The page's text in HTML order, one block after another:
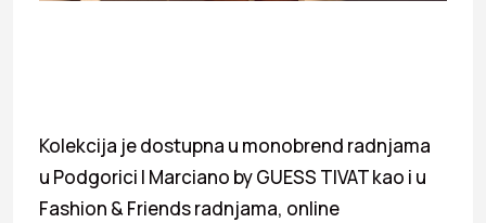
Kolekcija je dostupna u monobrend radnjama
u Podgorici I Marciano by GUESS TIVAT kao i u
Fashion & Friends radnjama, online